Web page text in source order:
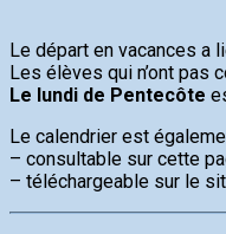
Le départ en vacances a
Les élèves qui n’ont pas
Le lundi de Pentecôte
Le calendrier est
– consultable sur cette
– téléchargeable sur le